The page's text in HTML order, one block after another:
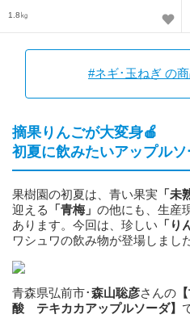
1.8㎏
#ネギ･玉ねぎ の
摘果りんごが大変身🍎
初夏に飲みたいアップルソ
果樹園の初夏は、青い果実 「未
迎える
「青梅」 の他にも、生産
あります。今回は、珍しい 「り
ワシュワの飲み物が登場しまし
青森県弘前市･森山聡彦さんの
酸 テキカカアップルソーダ】